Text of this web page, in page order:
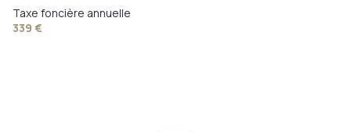
Taxe foncière annuelle
339 €